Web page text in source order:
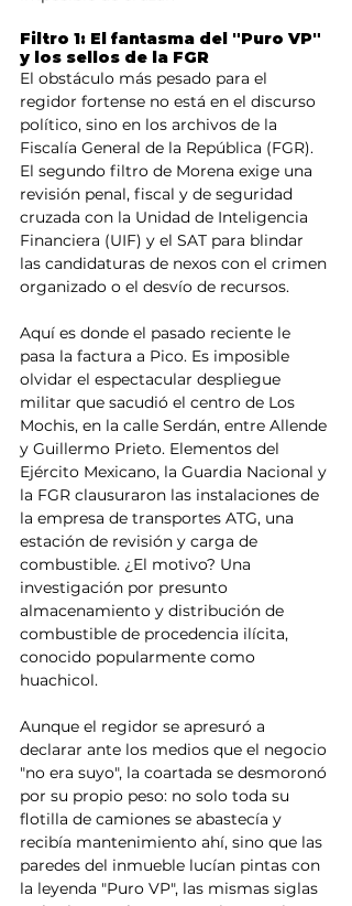
Filtro 1: El fantasma del "Puro VP"
y los sellos de la FGR
El obstáculo más pesado para el
regidor fortense no está en el discurso
político, sino en los archivos de la
Fiscalía General de la República (FGR).
El segundo filtro de Morena exige una
revisión penal, fiscal y de seguridad
cruzada con la Unidad de Inteligencia
Financiera (UIF) y el SAT para blindar
las candidaturas de nexos con el crimen
organizado o el desvío de recursos.
Aquí es donde el pasado reciente le
pasa la factura a Pico. Es imposible
olvidar el espectacular despliegue
militar que sacudió el centro de Los
Mochis, en la calle Serdán, entre Allende
y Guillermo Prieto. Elementos del
Ejército Mexicano, la Guardia Nacional y
la FGR clausuraron las instalaciones de
la empresa de transportes ATG, una
estación de revisión y carga de
combustible. ¿El motivo? Una
investigación por presunto
almacenamiento y distribución de
combustible de procedencia ilícita,
conocido popularmente como
huachicol.
Aunque el regidor se apresuró a
declarar ante los medios que el negocio
"no era suyo", la coartada se desmoronó
por su propio peso: no solo toda su
flotilla de camiones se abastecía y
recibía mantenimiento ahí, sino que las
paredes del inmueble lucían pintas con
la leyenda "Puro VP", las mismas siglas